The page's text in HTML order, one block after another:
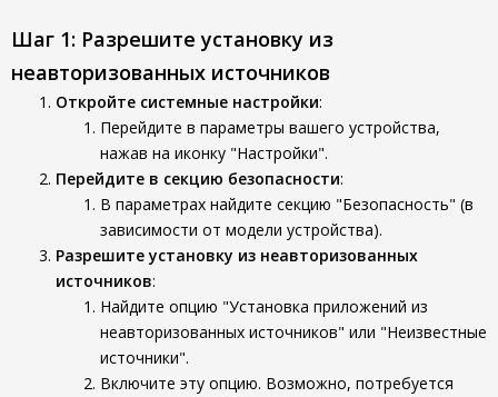
Шаг 1: Разрешите установку из
неавторизованных источников
Откройте системные настройки:
Перейдите в параметры вашего устройства,
нажав на иконку "Настройки".
Перейдите в секцию безопасности:
В параметрах найдите секцию "Безопасность" (в
зависимости от модели устройства).
Разрешите установку из неавторизованных
источников:
Найдите опцию "Установка приложений из
неавторизованных источников" или "Неизвестные
источники".
Включите эту опцию. Возможно, потребуется